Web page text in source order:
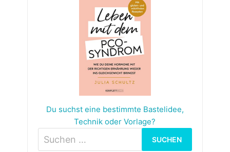
Du suchst eine bestimmte Bastelidee,
Technik oder Vorlage?